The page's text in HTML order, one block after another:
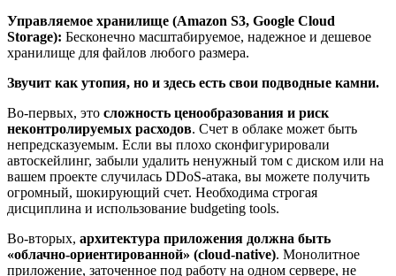
Управляемое хранилище (Amazon S3, Google Cloud
Storage): Бесконечно масштабируемое, надежное и дешевое
хранилище для файлов любого размера.
Звучит как утопия, но и здесь есть свои подводные камни.
Во-первых, это сложность ценообразования и риск
неконтролируемых расходов. Счет в облаке может быть
непредсказуемым. Если вы плохо сконфигурировали
автоскейлинг, забыли удалить ненужный том с диском или на
вашем проекте случилась DDoS-атака, вы можете получить
огромный, шокирующий счет. Необходима строгая
дисциплина и использование budgeting tools.
Во-вторых, архитектура приложения должна быть
«облачно-ориентированной» (cloud-native). Монолитное
приложение, заточенное под работу на одном сервере, не